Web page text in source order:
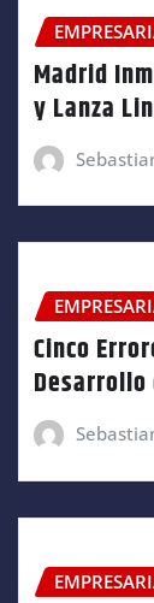
Madrid
y Lanza
Cinco